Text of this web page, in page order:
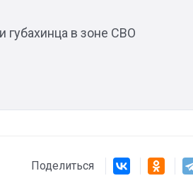
губахинца в зоне СВО
Поделиться